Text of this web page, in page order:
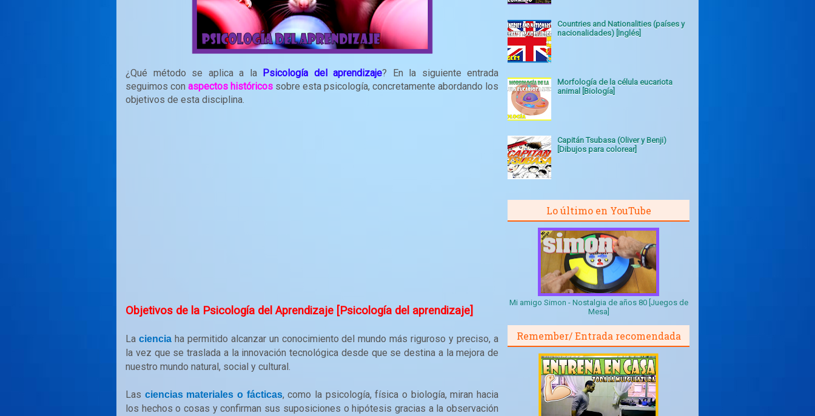
¿Qué método se aplica a la Psicología del aprendizaje? En la siguiente entrada
seguimos con aspectos históricos sobre esta psicología, concretamente abordando los
objetivos de esta disciplina.
Objetivos de la Psicología del Aprendizaje [Psicología del aprendizaje]
La cienciaha permitido alcanzar un conocimiento del mundo más riguroso y preciso, a
la vez que se traslada a la innovación tecnológica desde que se destina a la mejora de
nuestro mundo natural, social y cultural.
Las ciencias materiales o fácticas, como la psicología, física o biología, miran hacia
los hechos o cosas y confirman sus suposiciones o hipótesis gracias a la observación
Countries and Nationalities (países y
nacionalidades) [Inglés]
Morfología de la célula eucariota
animal [Biología]
Capitán Tsubasa (Oliver y Benji)
[Dibujos para colorear]
Lo último en YouTube
Mi amigo Simon - Nostalgia de años 80 [Juegos de
Mesa]
Remember/ Entrada recomendada